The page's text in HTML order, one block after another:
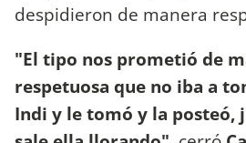
despidieron de manera
"El tipo nos prometió de
respetuosa que no iba a
Indi y le tomó y la posteó,